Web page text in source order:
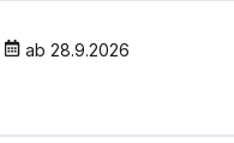
ab 28.9.2026